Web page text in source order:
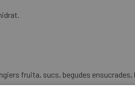
fruita, sucs, begudes